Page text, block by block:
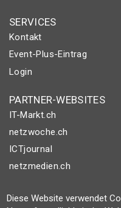
SERVICES
Kontakt
Event-Plus-Eintrag
Login
PARTNER-WEBSITES
IT-Markt.ch
netzwoche.ch
ICTjournal
netzmedien.ch
© NETZMEDIEN AG
Diese Website verwendet